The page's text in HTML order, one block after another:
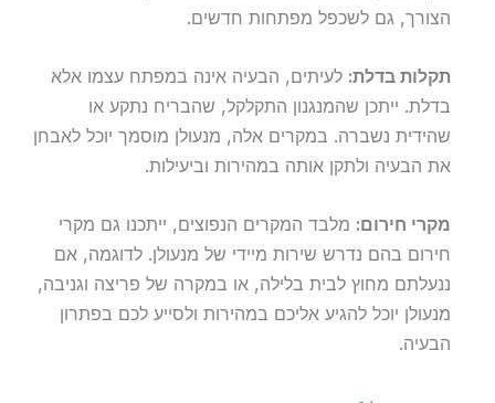
הצורך, גם לשכפל מפתחות חדשים.
תקלות בדלת: לעיתים, הבעיה אינה במפתח עצמו אלא
בדלת. ייתכן שהמנגנון התקלקל, שהבריח נתקע או
שהידית נשברה. במקרים אלה, מנעולן מוסמך יוכל לאבחן
את הבעיה ולתקן אותה במהירות וביעילות.
מקרי חירום: מלבד המקרים הנפוצים, ייתכנו גם מקרי
חירום בהם נדרש שירות מיידי של מנעולן. לדוגמה, אם
ננעלתם מחוץ לבית בלילה, או במקרה של פריצה וגניבה,
מנעולן יוכל להגיע אליכם במהירות ולסייע לכם בפתרון
הבעיה.